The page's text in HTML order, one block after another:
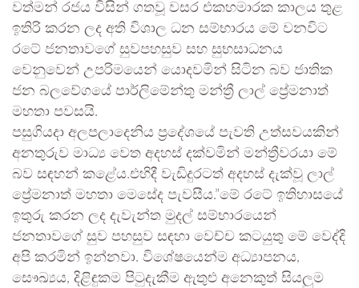
වත්මන් රජය විසින් ගතවූ වසර එකහමාරක කාලය තුළ
ඉතිරි කරන ලද අති විශාල ධන සම්භාරය මේ වනවිට
රටේ ජනතාවගේ සුවපහසුව සහ සුභසාධනය
වෙනුවෙන් උපරිමයෙන් යොදවමින් සිටින බව ජාතික
ජන බලවේගයේ පාර්ලිමේන්තු මන්ත්‍රී ලාල් ප්‍රේමනාත්
මහතා පවසයි.
පසුගියදා අලපලාදෙනිය ප්‍රදේශයේ පැවති උත්සවයකින්
අනතුරුව මාධ්‍ය වෙත අදහස් දක්වමින් මන්ත්‍රීවරයා මේ
බව සඳහන් කළේය.එහිදී වැඩිදුරටත් අදහස් දැක්වූ ලාල්
ප්‍රේමනාත් මහතා මෙසේද පැවසීය.”මේ රටේ ඉතිහාසයේ
ඉතුරු කරන ලද දැවැන්ත මුදල් සම්භාරයෙන්
ජනතාවගේ සුව පහසුව සඳහා වෙච්ච කටයුතු මේ වෙද්දි
අපි කරමින් ඉන්නවා. විශේෂයෙන්ම අධ්‍යාපනය,
සෞඛ්‍යය, දිළිඳුකම පිටුදැකීම ඇතුළු අනෙකුත් සියලුම